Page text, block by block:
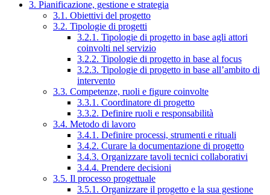
3. Pianificazione, gestione e strategia
3.1. Obiettivi del progetto
3.2. Tipologie di progetti
3.2.1. Tipologie di progetto in base agli attori
coinvolti nel servizio
3.2.2. Tipologie di progetto in base al focus
3.2.3. Tipologie di progetto in base all’ambito di
intervento
3.3. Competenze, ruoli e figure coinvolte
3.3.1. Coordinatore di progetto
3.3.2. Definire ruoli e responsabilità
3.4. Metodo di lavoro
3.4.1. Definire processi, strumenti e rituali
3.4.2. Curare la documentazione di progetto
3.4.3. Organizzare tavoli tecnici collaborativi
3.4.4. Prendere decisioni
3.5. Il processo progettuale
3.5.1. Organizzare il progetto e la sua gestione